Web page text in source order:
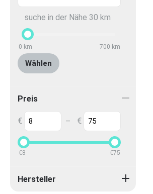
suche in der Nähe 30 km
0 km 700 km
Wählen
Preis
€ – €
€8 €75
Hersteller